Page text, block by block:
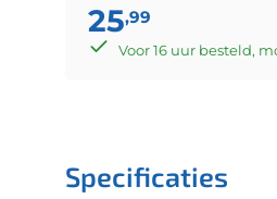
25,99
Voor 16 uur besteld,
Specificaties